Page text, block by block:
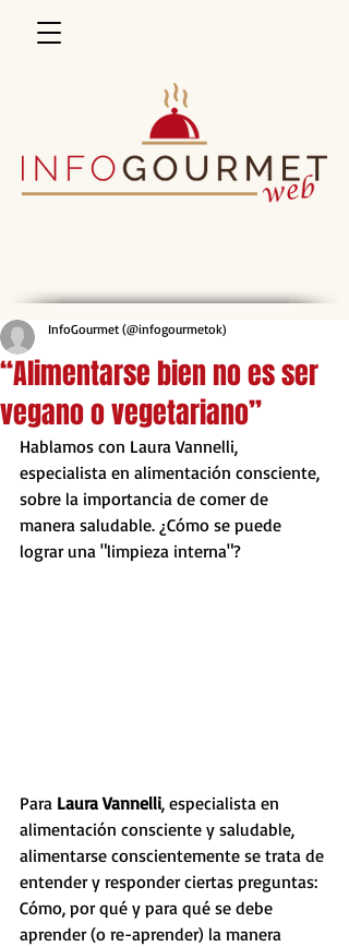
“Alimentarse bien no es ser
vegano o vegetariano”
InfoGourmet (@infogourmetok)
Hablamos con Laura Vannelli,
especialista en alimentación consciente,
sobre la importancia de comer de
manera saludable. ¿Cómo se puede
lograr una "limpieza interna"?
Para Laura Vannelli, especialista en
alimentación consciente y saludable,
alimentarse conscientemente se trata de
entender y responder ciertas preguntas:
Cómo, por qué y para qué se debe
aprender (o re-aprender) la manera